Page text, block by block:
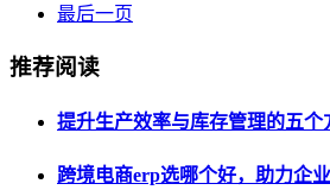
最后一页
推荐阅读
提升生产效率与库存管理的五
跨境电商erp选哪个好，助力企